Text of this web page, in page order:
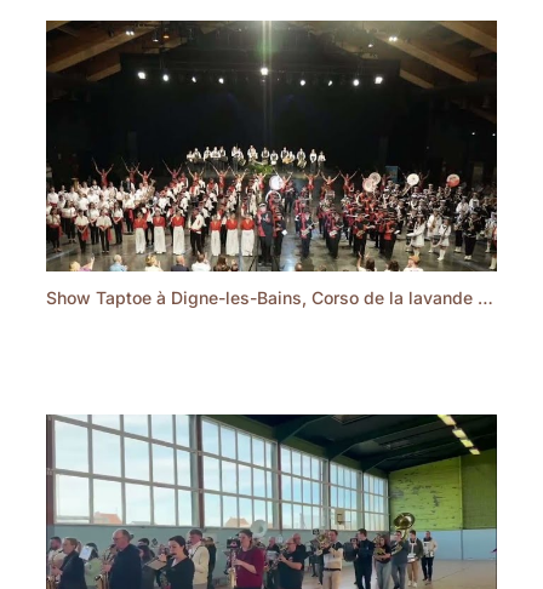
Show Taptoe à Digne-les-Bains, Corso de la lavande 🪻💜 #taptoe #music #corsodelalavande #FMD